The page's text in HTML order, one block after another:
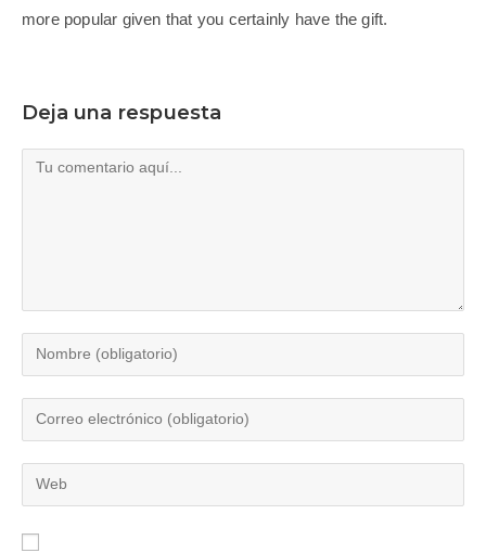
more popular given that you certainly have the gift.
Deja una respuesta